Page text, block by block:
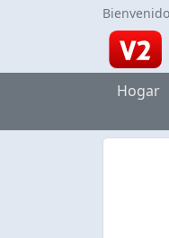
Hogar